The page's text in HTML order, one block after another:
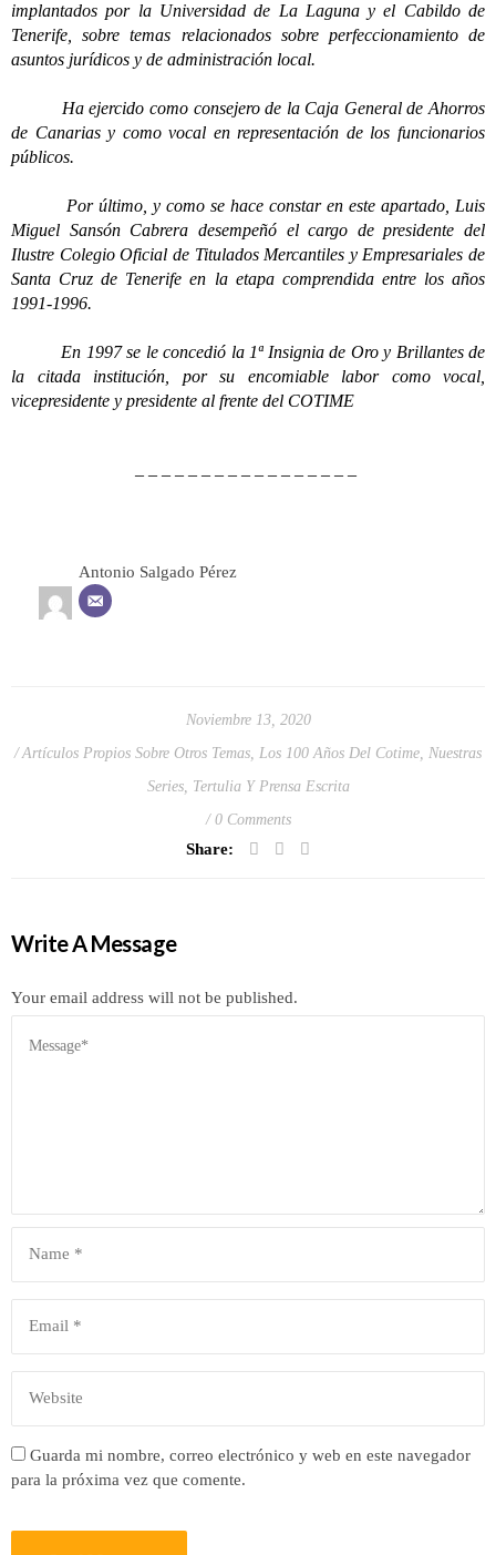
implantados por la Universidad de La Laguna y el Cabildo de
Tenerife, sobre temas relacionados sobre perfeccionamiento de
asuntos jurídicos y de administración local.
Ha ejercido como consejero de la Caja General de Ahorros
de Canarias y como vocal en representación de los funcionarios
públicos.
Por último, y como se hace constar en este apartado, Luis
Miguel Sansón Cabrera desempeñó el cargo de presidente del
Ilustre Colegio Oficial de Titulados Mercantiles y Empresariales de
Santa Cruz de Tenerife en la etapa comprendida entre los años
1991-1996.
En 1997 se le concedió la 1ª Insignia de Oro y Brillantes de
la citada institución, por su encomiable labor como vocal,
vicepresidente y presidente al frente del COTIME
– – – – – – – – – – – – – – – – –
Antonio Salgado Pérez
Noviembre 13, 2020
Artículos Propios Sobre Otros Temas Los 100 Años Del Cotime Nuestras
Series, Tertulia Y Prensa Escrita
0 Comments
Share:
Write A Message
Your email address will not be published.
Guarda mi nombre, correo electrónico y web en este navegador
para la próxima vez que comente.